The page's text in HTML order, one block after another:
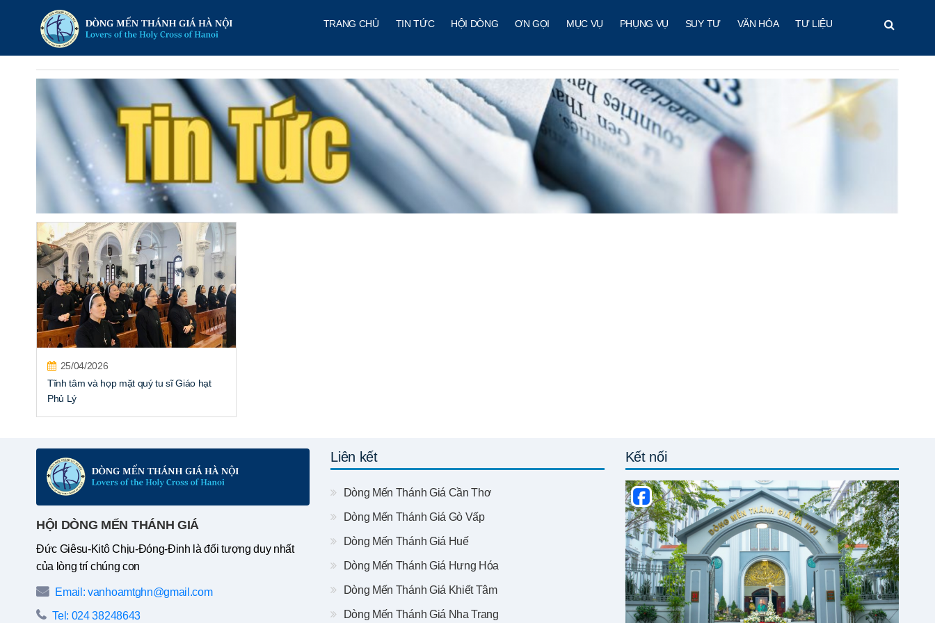
TRANG CHỦ TIN TỨC HỘI DÒNG ƠN GỌI MỤC VỤ PHỤNG VỤ SUY TƯ VĂN HÓA TƯ LIỆU
25/04/2026
Tĩnh tâm và họp mặt quý tu sĩ Giáo hạt
Phủ Lý
HỘI DÒNG MẾN THÁNH GIÁ
Đức Giêsu-Kitô Chịu-Đóng-Đinh là đối tượng duy nhất
của lòng trí chúng con
Email: vanhoamtghn@gmail.com
Tel: 024 38248643
Liên kết
Dòng Mến Thánh Giá Cần Thơ
Dòng Mến Thánh Giá Gò Vấp
Dòng Mến Thánh Giá Huế
Dòng Mến Thánh Giá Hưng Hóa
Dòng Mến Thánh Giá Khiết Tâm
Dòng Mến Thánh Giá Nha Trang
Kết nối